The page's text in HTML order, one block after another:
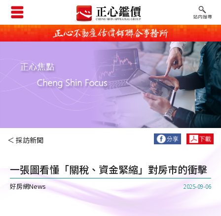
＜ 採訪新聞
一張圖看懂「關稅、資金緊縮」對房市的衝擊
好房網News 2025-09-06